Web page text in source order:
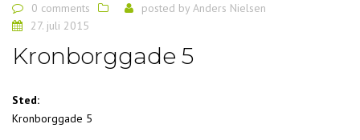
0 comments posted by Anders Nielsen
27. juli 2015
Kronborggade 5
Sted:
Kronborggade 5